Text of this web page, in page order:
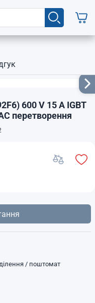
600 V 15 A IGBT
перетворення
/ поштомат